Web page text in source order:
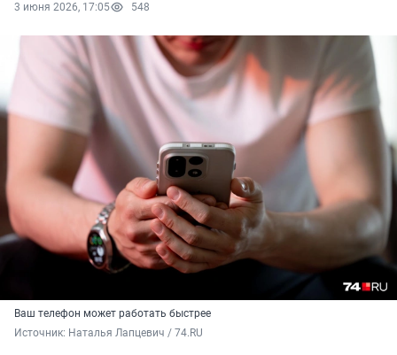
3 июня 2026, 17:05 548
Ваш телефон может работать быстрее
Источник: Наталья Лапцевич / 74.RU